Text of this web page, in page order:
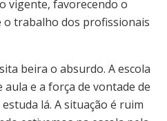
vigente, favorecendo o
o trabalho dos profissionais
beira o absurdo. A escola
aula e a força de vontade de
lá. A situação é ruim